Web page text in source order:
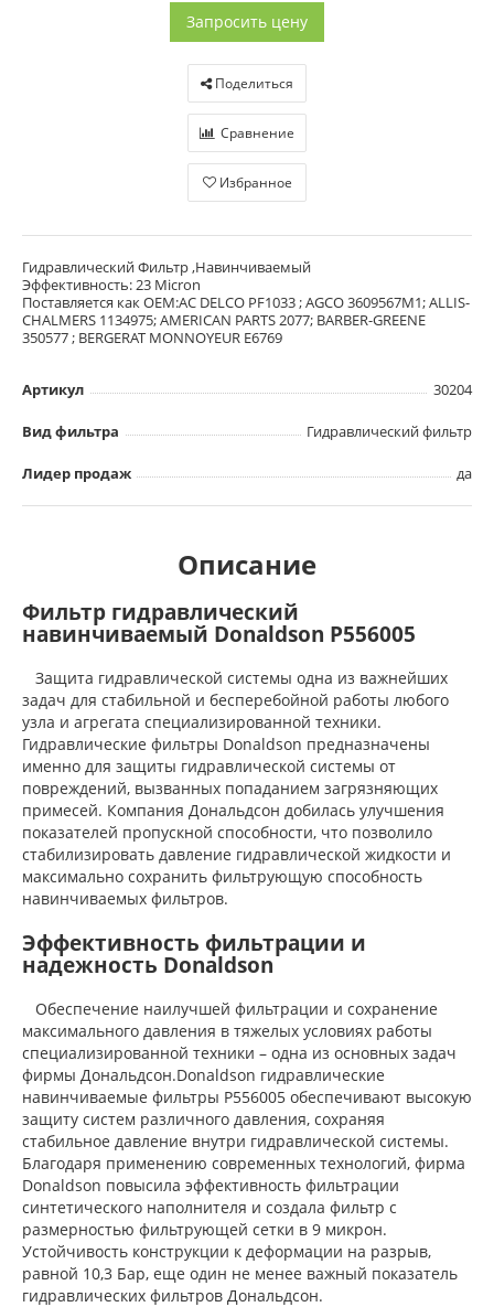
Запросить цену
Поделиться
Сравнение
Избранное
Гидравлический Фильтр ,Навинчиваемый
Эффективность: 23 Micron
Поставляется как OEM:AC DELCO PF1033 ; AGCO 3609567M1; ALLIS-
CHALMERS 1134975; AMERICAN PARTS 2077; BARBER-GREENE
350577 ; BERGERAT MONNOYEUR E6769
Артикул 30204
Вид фильтра Гидравлический фильтр
Лидер продаж да
Описание
Фильтр гидравлический
навинчиваемый Donaldson P556005
Защита гидравлической системы одна из важнейших
задач для стабильной и бесперебойной работы любого
узла и агрегата специализированной техники.
Гидравлические фильтры Donaldson предназначены
именно для защиты гидравлической системы от
повреждений, вызванных попаданием загрязняющих
примесей. Компания Дональдсон добилась улучшения
показателей пропускной способности, что позволило
стабилизировать давление гидравлической жидкости и
максимально сохранить фильтрующую способность
навинчиваемых фильтров.
Эффективность фильтрации и
надежность Donaldson
Обеспечение наилучшей фильтрации и сохранение
максимального давления в тяжелых условиях работы
специализированной техники – одна из основных задач
фирмы Дональдсон.Donaldson гидравлические
навинчиваемые фильтры P556005 обеспечивают высокую
защиту систем различного давления, сохраняя
стабильное давление внутри гидравлической системы.
Благодаря применению современных технологий, фирма
Donaldson повысила эффективность фильтрации
синтетического наполнителя и создала фильтр с
размерностью фильтрующей сетки в 9 микрон.
Устойчивость конструкции к деформации на разрыв,
равной 10,3 Бар, еще один не менее важный показатель
гидравлических фильтров Дональдсон.